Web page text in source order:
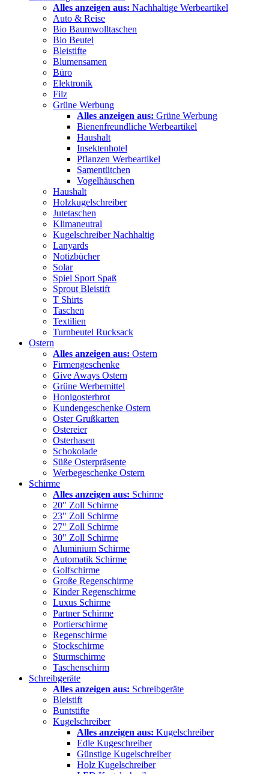
Alles anzeigen aus: Nachhaltige Werbeartikel
Auto & Reise
Bio Baumwolltaschen
Bio Beutel
Bleistifte
Blumensamen
Büro
Elektronik
Filz
Grüne Werbung
Alles anzeigen aus: Grüne Werbung
Bienenfreundliche Werbeartikel
Haushalt
Insektenhotel
Pflanzen Werbeartikel
Samentütchen
Vogelhäuschen
Haushalt
Holzkugelschreiber
Jutetaschen
Klimaneutral
Kugelschreiber Nachhaltig
Lanyards
Notizbücher
Solar
Spiel Sport Spaß
Sprout Bleistift
T Shirts
Taschen
Textilien
Turnbeutel Rucksack
Ostern
Alles anzeigen aus: Ostern
Firmengeschenke
Give Aways Ostern
Grüne Werbemittel
Honigosterbrot
Kundengeschenke Ostern
Oster Grußkarten
Ostereier
Osterhasen
Schokolade
Süße Osterpräsente
Werbegeschenke Ostern
Schirme
Alles anzeigen aus: Schirme
20" Zoll Schirme
23" Zoll Schirme
27" Zoll Schirme
30" Zoll Schirme
Aluminium Schirme
Automatik Schirme
Golfschirme
Große Regenschirme
Kinder Regenschirme
Luxus Schirme
Partner Schirme
Portierschirme
Regenschirme
Stockschirme
Sturmschirme
Taschenschirm
Schreibgeräte
Alles anzeigen aus: Schreibgeräte
Bleistift
Buntstifte
Kugelschreiber
Alles anzeigen aus: Kugelschreiber
Edle Kugeschreiber
Günstige Kugelschreiber
Holz Kugelschreiber